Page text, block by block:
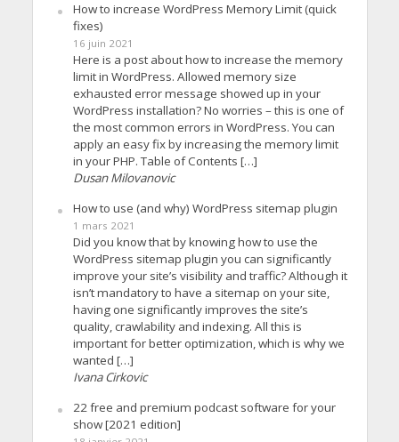
How to increase WordPress Memory Limit (quick
fixes)
16 juin 2021
Here is a post about how to increase the memory
limit in WordPress. Allowed memory size
exhausted error message showed up in your
WordPress installation? No worries – this is one of
the most common errors in WordPress. You can
apply an easy fix by increasing the memory limit
in your PHP. Table of Contents […]
Dusan Milovanovic
How to use (and why) WordPress sitemap plugin
1 mars 2021
Did you know that by knowing how to use the
WordPress sitemap plugin you can significantly
improve your site’s visibility and traffic? Although it
isn’t mandatory to have a sitemap on your site,
having one significantly improves the site’s
quality, crawlability and indexing. All this is
important for better optimization, which is why we
wanted […]
Ivana Cirkovic
22 free and premium podcast software for your
show [2021 edition]